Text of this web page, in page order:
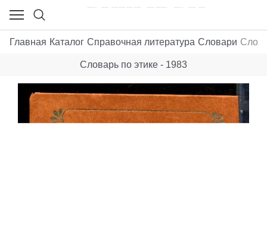
Главная Каталог Справочная литература Словари
Словарь по этике - 1983